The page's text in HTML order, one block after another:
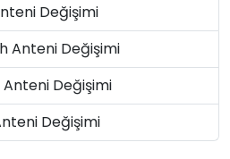
Değişimi
Anteni Değişimi
Anteni Değişimi
Değişimi